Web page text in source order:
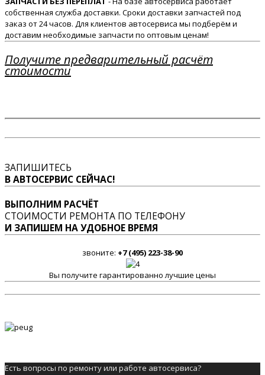
собственная служба доставки. Сроки доставки запчастей под
заказ от 24 часов. Для клиентов автосервиса мы подберём и
доставим необходимые запчасти по оптовым ценам!
Получите предварительный расчёт
стоимости
ЗАПИШИТЕСЬ
В АВТОСЕРВИС СЕЙЧАС!
ВЫПОЛНИМ РАСЧЁТ
СТОИМОСТИ РЕМОНТА ПО ТЕЛЕФОНУ
И ЗАПИШЕМ НА УДОБНОЕ ВРЕМЯ
звоните: +7 (495) 223-38-90
Вы получите гарантированно лучшие цены
Есть вопросы по ремонту или работе автосервиса?